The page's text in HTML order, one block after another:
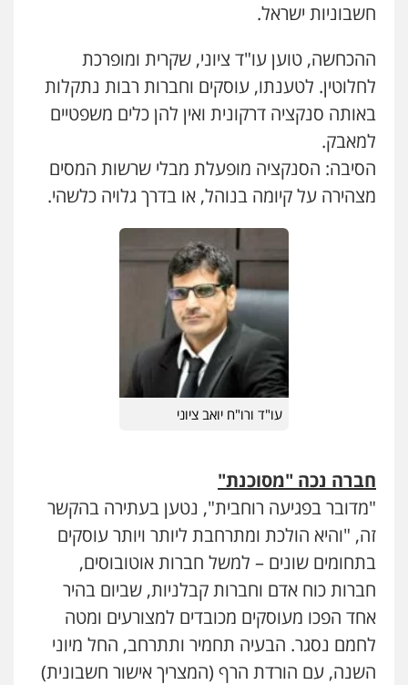
חשבוניות ישראל.
ההכחשה, טוען עו"ד ציוני, שקרית ומופרכת
לחלוטין. לטענתו, עוסקים וחברות רבות נתקלות
באותה סנקציה דרקונית ואין להן כלים משפטיים
למאבק.
הסיבה: הסנקציה מופעלת מבלי שרשות המסים
מצהירה על קיומה בנוהל, או בדרך גלויה כלשהי.
עו"ד ורו"ח יואב ציוני
חברה נכה "מסוכנת"
"מדובר בפגיעה רוחבית", נטען בעתירה בהקשר
זה, "והיא הולכת ומתרחבת ליותר ויותר עוסקים
בתחומים שונים – למשל חברות אוטובוסים,
חברות כוח אדם וחברות קבלניות, שביום בהיר
אחד הפכו מעוסקים מכובדים למצורעים ומטה
לחמם נסגר. הבעיה תחמיר ותתרחב, החל מיוני
השנה, עם הורדת הרף (המצריך אישור חשבונית)